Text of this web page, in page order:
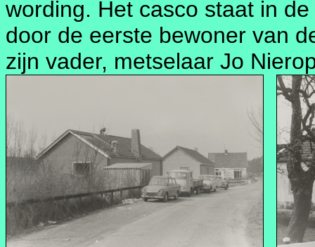
wording. Het casco staat in
door de eerste bewoner van
zijn vader, metselaar Jo